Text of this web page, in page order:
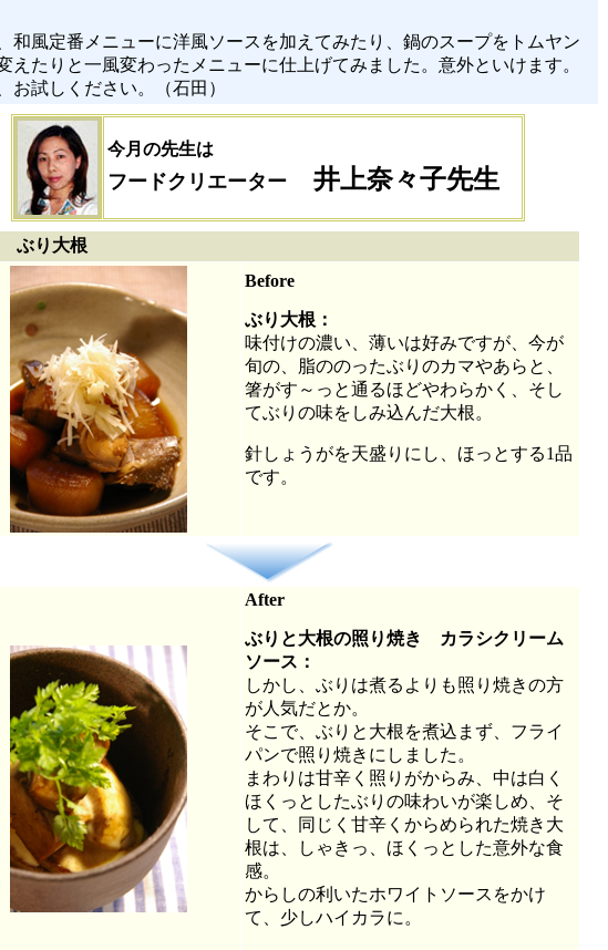
和風定番メニューに洋風ソースを加えてみたり、鍋のスープをトムヤン
えたりと一風変わったメニューに仕上げてみました。意外といけます。
お試しください。（石田）
今月の先生は
フードクリエーター 井上奈々子先生
ぶり大根
Before
ぶり大根：
味付けの濃い、薄いは好みですが、今が
旬の、脂ののったぶりのカマやあらと、
箸がす～っと通るほどやわらかく、そし
てぶりの味をしみ込んだ大根。
針しょうがを天盛りにし、ほっとする1品
です。
After
ぶりと大根の照り焼き カラシクリーム
ソース：
しかし、ぶりは煮るよりも照り焼きの方
が人気だとか。
そこで、ぶりと大根を煮込まず、フライ
パンで照り焼きにしました。
まわりは甘辛く照りがからみ、中は白く
ほくっとしたぶりの味わいが楽しめ、そ
して、同じく甘辛くからめられた焼き大
根は、しゃきっ、ほくっとした意外な食
感。
からしの利いたホワイトソースをかけ
て、少しハイカラに。